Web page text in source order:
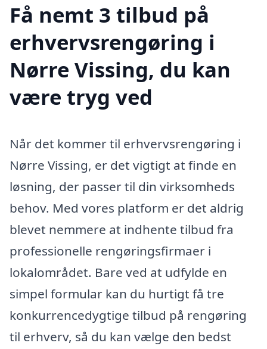
Få nemt 3 tilbud på
erhvervsrengøring i
Nørre Vissing, du kan
være tryg ved
Når det kommer til erhvervsrengøring i
Nørre Vissing, er det vigtigt at finde en
løsning, der passer til din virksomheds
behov. Med vores platform er det aldrig
blevet nemmere at indhente tilbud fra
professionelle rengøringsfirmaer i
lokalområdet. Bare ved at udfylde en
simpel formular kan du hurtigt få tre
konkurrencedygtige tilbud på rengøring
til erhverv, så du kan vælge den bedst